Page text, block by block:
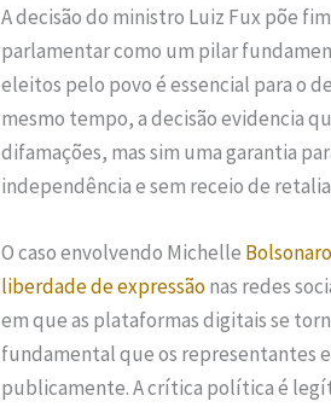
A decisão do ministro Luiz Fux põe
parlamentar como um pilar
eleitos pelo povo é essencial para o
mesmo tempo, a decisão evidencia
difamações, mas sim uma garantia
independência e sem receio de
O caso envolvendo Michelle Bolsonaro
liberdade de expressãonas redes
em que as plataformas digitais se
fundamental que os representantes
publicamente. A crítica política é